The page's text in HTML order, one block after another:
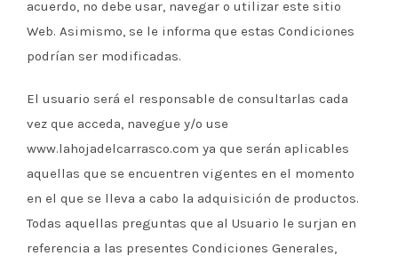
acuerdo, no debe usar, navegar o utilizar este sitio
Web. Asimismo, se le informa que estas Condiciones
podrían ser modificadas.
El usuario será el responsable de consultarlas cada
vez que acceda, navegue y/o use
www.lahojadelcarrasco.com ya que serán aplicables
aquellas que se encuentren vigentes en el momento
en el que se lleva a cabo la adquisición de productos.
Todas aquellas preguntas que al Usuario le surjan en
referencia a las presentes Condiciones Generales,